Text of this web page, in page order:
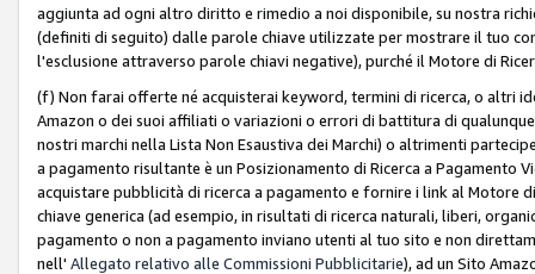
aggiunta ad ogni altro diritto e rimedio a noi disponibile, su nostra
(definiti di seguito) dalle parole chiave utilizzate per mostrare il tuo
l'esclusione attraverso parole chiavi negative), purché il Motore di
(f) Non farai offerte né acquisterai keyword, termini di ricerca, o altri
Amazon o dei suoi affiliati o variazioni o errori di battitura di
nostri marchi nella Lista Non Esaustiva dei Marchi) o altrimenti
a pagamento risultante è un Posizionamento di Ricerca a Pagamento
acquistare pubblicità di ricerca a pagamento e fornire i link al Motore
chiave generica (ad esempio, in risultati di ricerca naturali, liberi,
pagamento o non a pagamento inviano utenti al tuo sito e non
nell' Allegato relativo alle Commissioni Pubblicitarie), ad un Sito